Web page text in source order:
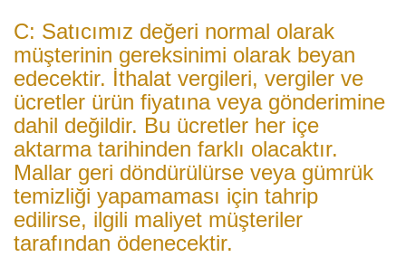
C: Satıcımız değeri normal olarak
müşterinin gereksinimi olarak beyan
edecektir. İthalat vergileri, vergiler ve
ücretler ürün fiyatına veya gönderimine
dahil değildir. Bu ücretler her içe
aktarma tarihinden farklı olacaktır.
Mallar geri döndürülürse veya gümrük
temizliği yapamaması için tahrip
edilirse, ilgili maliyet müşteriler
tarafından ödenecektir.